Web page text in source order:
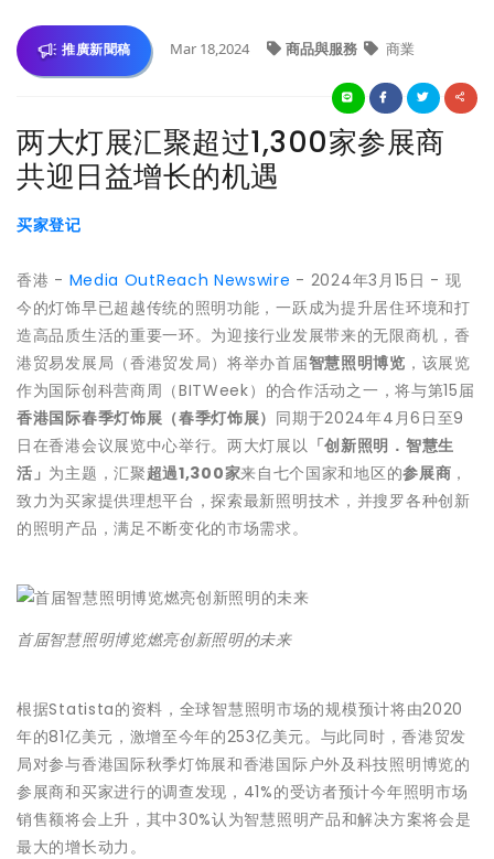
推廣新聞稿 Mar 18,2024 商品與服務 商業
两大灯展汇聚超过1,300家参展商
共迎日益增长的机遇
买家登记
香港 - Media OutReach Newswire - 2024年3月15日 - 现
今的灯饰早已超越传统的照明功能，一跃成为提升居住环境和打
造高品质生活的重要一环。为迎接行业发展带来的无限商机，香
港贸易发展局（香港贸发局）将举办首届智慧照明博览 ，该展览
作为国际创科营商周（BITWeek）的合作活动之一，将与第15届
香港国际春季灯饰展（春季灯饰展） 同期于2024年4月6日至9
日在香港会议展览中心举行。两大灯展以 「创新照明．智慧生
活」 为主题，汇聚超過1,300家来自七个国家和地区的参展商 ，
致力为买家提供理想平台，探索最新照明技术，并搜罗各种创新
的照明产品，满足不断变化的市场需求。
首届智慧照明博览燃亮创新照明的未来
根据Statista的资料，全球智慧照明市场的规模预计将由2020
年的81亿美元，激增至今年的253亿美元。与此同时，香港贸发
局对参与香港国际秋季灯饰展和香港国际户外及科技照明博览的
参展商和买家进行的调查发现，41%的受访者预计今年照明市场
销售额将会上升，其中30%认为智慧照明产品和解决方案将会是
最大的增长动力。